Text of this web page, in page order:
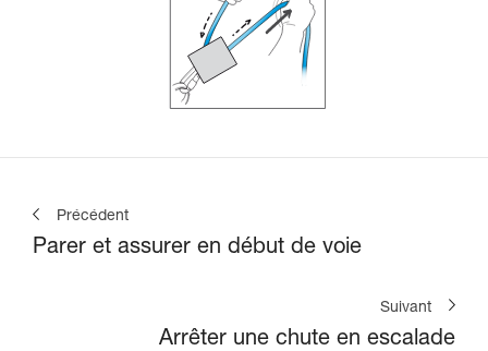
Précédent
Parer et assurer en début de voie
Suivant
Arrêter une chute en escalade